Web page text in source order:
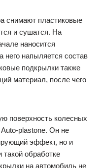
снимают пластиковые
и сушатся. На
наносится
напыляется состав
подкрылки также
материал, после чего
поверхность колесных
plastone. Он не
эффект, но и
такой обработке
на автомобиль не